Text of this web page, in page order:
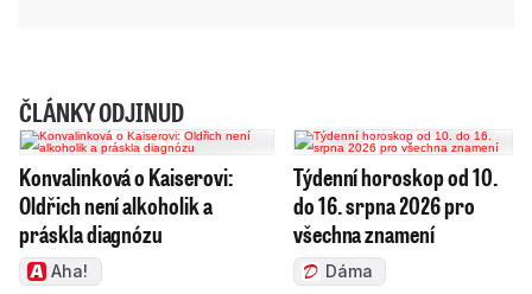
ČLÁNKY ODJINUD
Konvalinková o Kaiserovi:
Oldřich není alkoholik a
práskla diagnózu
Aha!
Týdenní horoskop od 10.
do 16. srpna 2026 pro
všechna znamení
Dáma